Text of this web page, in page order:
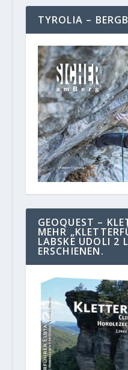
TYROLIA –
GEOQUEST –
MEHR
LABSKE UDOLI 2
ERSCHIENEN.